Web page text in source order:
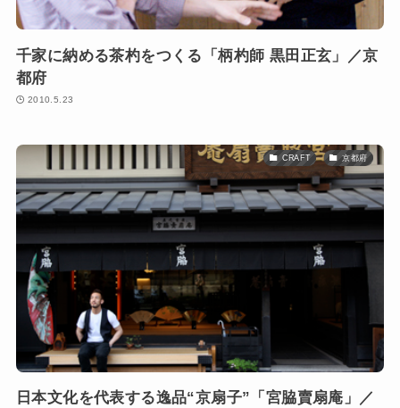
千家に納める茶杓をつくる「柄杓師 黒田正玄」／京
都府
2010.5.23
CRAFT 京都府
日本文化を代表する逸品“京扇子”「宮脇賣扇庵」／